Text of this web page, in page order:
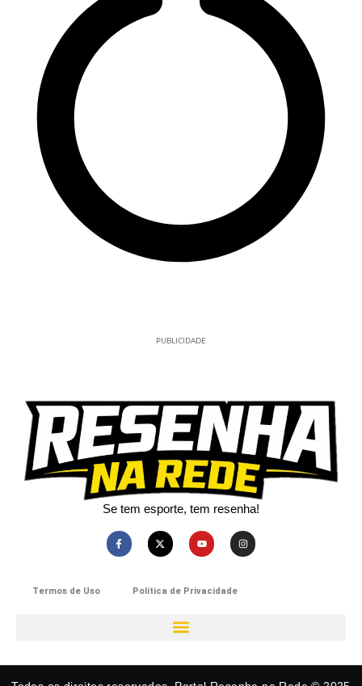
PUBLICIDADE
Se tem esporte, tem resenha!​
Termos de Uso Política de Privacidade